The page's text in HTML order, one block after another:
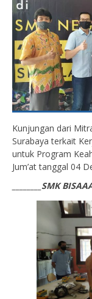
Kunjungan dari
Surabaya terkait
untuk Program
Jum’at tanggal 04
________SMK